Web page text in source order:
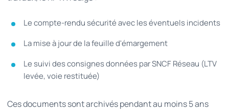
Le compte-rendu sécurité avec les éventuels incidents
La mise à jour de la feuille d'émargement
Le suivi des consignes données par SNCF Réseau (LTV
levée, voie restituée)
Ces documents sont archivés pendant au moins 5 ans